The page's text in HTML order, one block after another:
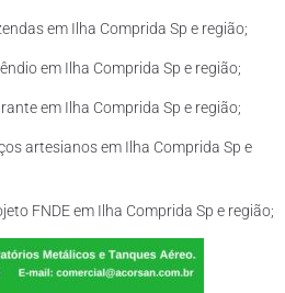
em Ilha Comprida Sp e região;
em Ilha Comprida Sp e região;
em Ilha Comprida Sp e região;
artesianos em Ilha Comprida Sp e
FNDE em Ilha Comprida Sp e região;